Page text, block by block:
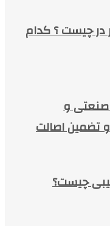
در چیست ؟ کدام
صنعتی و
تضمین اصالت
چیست؟